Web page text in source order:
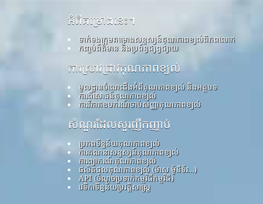
អំពីគម្រោងនេះ។
ទាក់ទងក្រុមគម្រោងសន្ទស្សន៍គុណភាពខ្យល់ពិភពលោក
កញ្ចប់ព័ត៌មាន និងប្រព័ន្ធផ្សព្វផ្សាយ
ការស្រាវជ្រាវគុណភាពខ្យល់
មូលដ្ឋានចំណេះដឹងអំពីគុណភាពខ្យល់ និងអត្ថបទ
ការពិសោធន៍គុណភាពខ្យល់
ការវិភាគឧបករណ៍ចាប់សញ្ញាគុណភាពខ្យល់
សំណួរដែលសួរញឹកញាប់
ប្រភពទិន្នន័យគុណភាពខ្យល់
ការគណនាសន្ទស្សន៍គុណភាពខ្យល់
ការព្យាករណ៍គុណភាពខ្យល់
ផលិតផលគុណភាពខ្យល់ (ម៉ាស ម៉ូនីទ័រ...)
API (ចំណុចប្រទាក់កម្មវិធីកម្មវិធី)
វេទិកាទិន្នន័យប្រវត្តិសាស្ត្រ